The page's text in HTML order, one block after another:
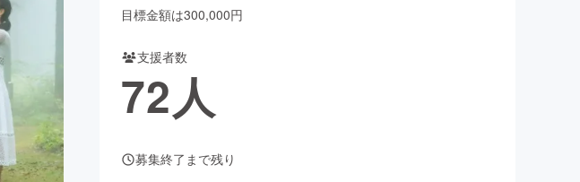
ビューティー・ヘルスケア
Creation
目標金額は300,000円
支援者数
72人
募集終了まで残り